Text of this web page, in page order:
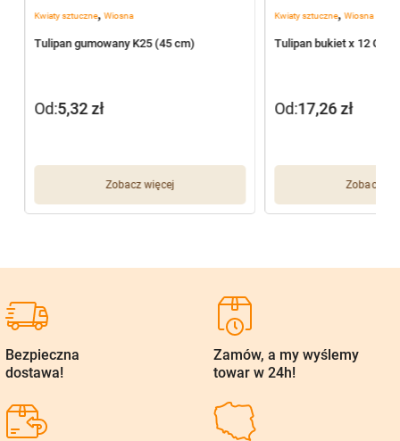
Kwiaty sztuczne, Wiosna
Tulipan gumowany K25 (45 cm)
Zobacz więcej
Od:5,32zł
Kwiaty sztuczne,Wiosna
Tulipan bukiet x 12
Zobacz
Od:17,26zł
Bezpieczna
dostawa!
Zamów, a my wyślemy
towar w 24h!